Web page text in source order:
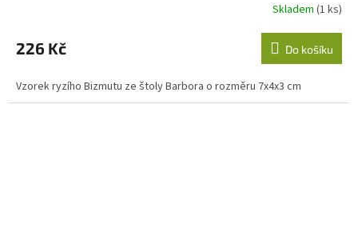
Skladem (1 ks)
226 Kč Do košíku
Vzorek ryzího Bizmutu ze štoly Barbora o rozměru 7x4x3 cm